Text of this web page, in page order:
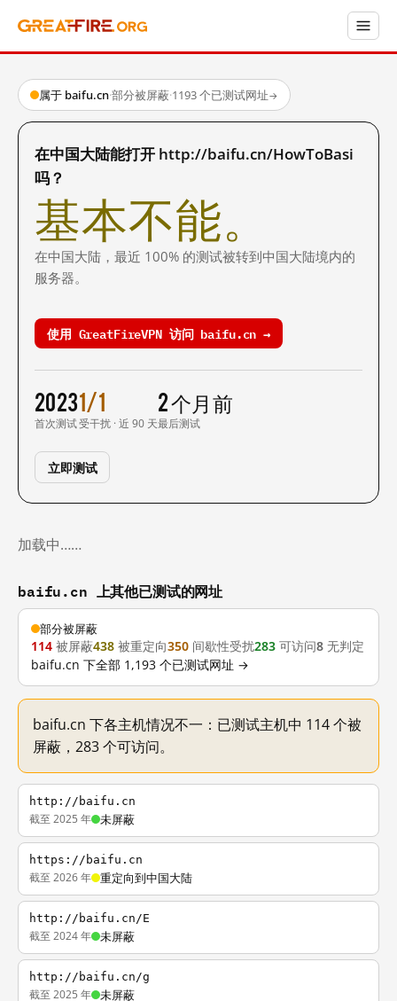
属于 baifu.cn·部分被屏蔽·1193 个已测试网址→
在中国大陆能打开 http://baifu.cn/HowToBasi
吗？
基本不能。
在中国大陆，最近 100% 的测试被转到中国大陆境内的
服务器。
使用 GreatFireVPN 访问 baifu.cn →
2023
首次测试
1/1
受干扰 · 近 90 天
2 个月前
最后测试
立即测试
加载中……
baifu.cn 上其他已测试的网址
部分被屏蔽
114 被屏蔽438 被重定向350 间歇性受扰283 可访问8 无判定
baifu.cn 下全部 1,193 个已测试网址 →
baifu.cn 下各主机情况不一：已测试主机中 114 个被
屏蔽，283 个可访问。
http://baifu.cn
截至 2025 年 未屏蔽
https://baifu.cn
截至 2026 年 重定向到中国大陆
http://baifu.cn/E
截至 2024 年 未屏蔽
http://baifu.cn/g
截至 2025 年 未屏蔽